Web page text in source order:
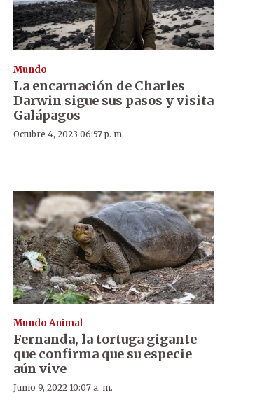
Mundo
La encarnación de Charles
Darwin sigue sus pasos y visita
Galápagos
Octubre 4, 2023 06:57 p. m.
Mundo Animal
Fernanda, la tortuga gigante
que confirma que su especie
aún vive
Junio 9, 2022 10:07 a. m.